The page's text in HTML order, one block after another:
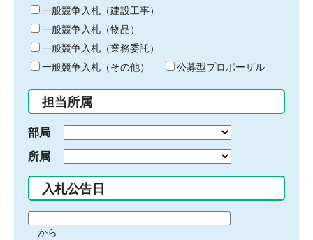
キ
ー
ワ
ー
ド
入
力
一般競争入札（建設工事）
一般競争入札（物品）
一般競争入札（業務委託）
一般競争入札（その他）
公募型プロポーザル
担当所属
部局
所属
入札公告日
間から